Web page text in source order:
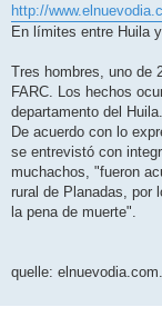
http://
En límites entre Huila
Tres hombres, uno de
FARC. Los hechos
departamento del Huila.
De acuerdo con lo
se entrevistó con
muchachos, "fueron
rural de Planadas, por
la pena de muerte".
quelle: